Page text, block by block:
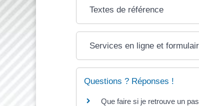
Textes de référence
Services en ligne et
Questions ? Réponses !
Que faire si je retrouve un